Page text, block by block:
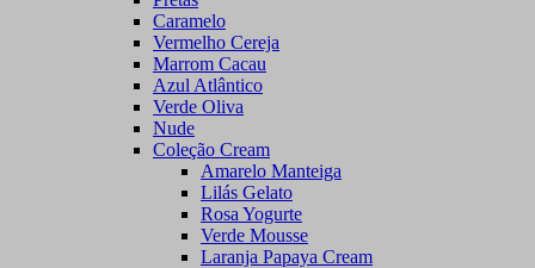
Caramelo
Vermelho Cereja
Marrom Cacau
Azul Atlântico
Verde Oliva
Nude
Coleção Cream
Amarelo Manteiga
Lilás Gelato
Rosa Yogurte
Verde Mousse
Laranja Papaya Cream